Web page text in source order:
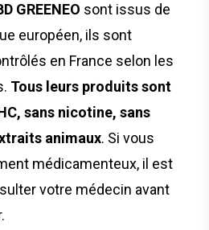
GREENEO sont issus de
européen, ils sont
en France selon les
Tous leurs produits sont
sans nicotine, sans
animaux. Si vous
médicamenteux, il est
votre médecin avant